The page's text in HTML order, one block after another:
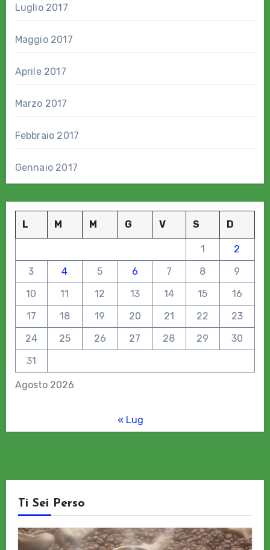
Luglio 2017
Maggio 2017
Aprile 2017
Marzo 2017
Febbraio 2017
Gennaio 2017
Agosto 2026
L M M G V S D
1
2
3
4 5 6 7 8
9
10
11 12 13 14 15
16
17
18 19 20 21 22
23
24
25 26 27 28 29
30
31
« Lug
Ti Sei Perso